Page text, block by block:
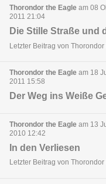
Thorondor the Eagle am 08
2011 21:04
Die Stille Straße und
Letzter Beitrag von
Thorondor the Eagle am 18
2011 15:58
Der Weg ins Weiße
Thorondor the Eagle am 13
2010 12:42
In den Verliesen
Letzter Beitrag von